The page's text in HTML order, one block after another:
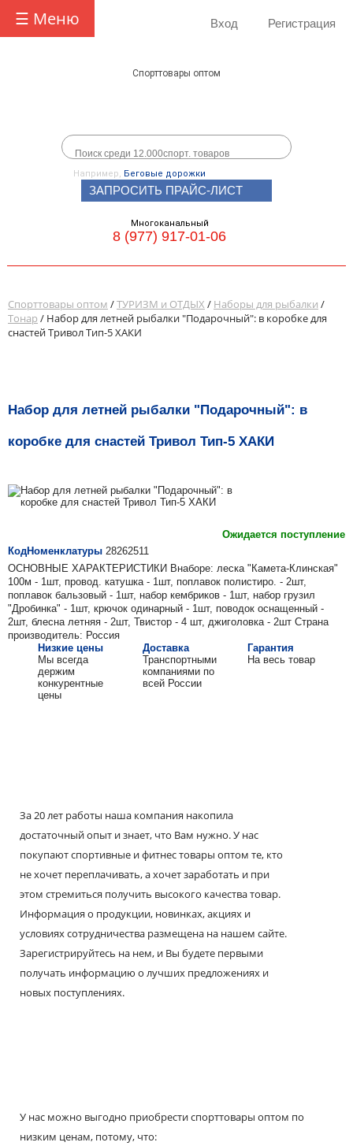
☰ Меню Вход Регистрация
Спорттовары оптом
Например, Беговые дорожки
ЗАПРОСИТЬ ПРАЙС-ЛИСТ
Многоканальный
8 (977) 917-01-06
Спорттовары оптом /ТУРИЗМ и ОТДЫХ / Наборы для рыбалки /
Тонар / Набор для летней рыбалки "Подарочный": в коробке для
снастей Тривол Тип-5 ХАКИ
Набор для летней рыбалки "Подарочный": в
коробке для снастей Тривол Тип-5 ХАКИ
Ожидается поступление
КодНоменклатуры 28262511
ОСНОВНЫЕ ХАРАКТЕРИСТИКИ Внаборе: леска "Камета-Клинская"
100м - 1шт, провод. катушка - 1шт, поплавок полистиро. - 2шт,
поплавок бальзовый - 1шт, набор кембриков - 1шт, набор грузил
"Дробинка" - 1шт, крючок одинарный - 1шт, поводок оснащенный -
2шт, блесна летняя - 2шт, Твистор - 4 шт, джиголовка - 2шт Страна
производитель: Россия
Низкие цены
Мы всегда
держим
конкурентные
цены
Доставка
Транспортными
компаниями по
всей России
Гарантия
На весь товар
За 20 лет работы наша компания накопила
достаточный опыт и знает, что Вам нужно. У нас
покупают спортивные и фитнес товары оптом те, кто
не хочет переплачивать, а хочет заработать и при
этом стремиться получить высокого качества товар.
Информация о продукции, новинках, акциях и
условиях сотрудничества размещена на нашем сайте.
Зарегистрируйтесь на нем, и Вы будете первыми
получать информацию о лучших предложениях и
новых поступлениях.
У нас можно выгодно приобрести спорттовары оптом по
низким ценам, потому, что: